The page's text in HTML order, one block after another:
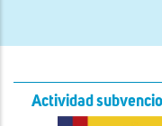
Actividad